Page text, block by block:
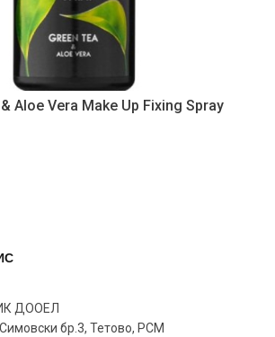
Aloe Vera Make Up Fixing Spray
ДООЕЛ
бр.3, Тетово, РСМ